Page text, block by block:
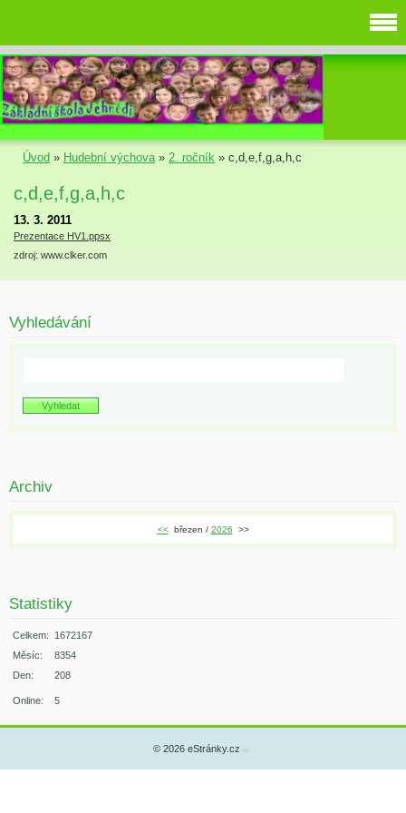
Úvod » Hudební výchova» 2. ročník » c,d,e,f,g,a,h,c
c,d,e,f,g,a,h,c
13. 3. 2011
Prezentace HV1.ppsx
zdroj: www.clker.com
Vyhledávání
Archiv
<< březen / 2026 >>
Statistiky
Online: 5
Celkem:
1672167
Měsíc:
8354
Den:
208
© 2026 eStránky.cz